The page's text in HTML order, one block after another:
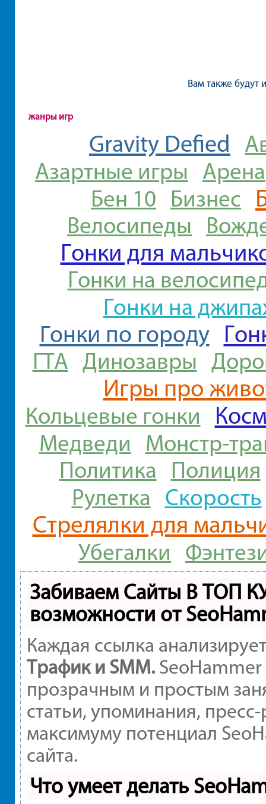
Вам также будут
жанры игр
Gravity Defied
Азартные игры Арена
Бен 10 Бизнес
Велосипеды
Гонки для
Гонки на
Гонки на
Гонки по городу
ГТА Динозавры
Игры про
Кольцевые гонки
Медведи
Монстр-
Политика
Полиция
Рулетка Скорость
Стрелялки для
Убегалки
Забиваем Сайты В ТОП
возможности от
Каждая ссылка
Трафик и SMM.SeoHammer
прозрачным и простым
статьи, упоминания,
максимуму потенциал
сайта.
Что умеет делать